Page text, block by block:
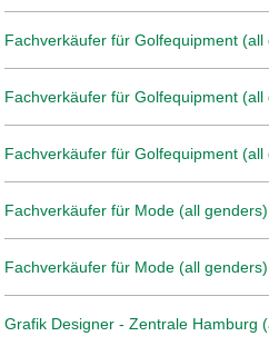
Fachverkäufer für Golfequipment
Fachverkäufer für Golfequipment
Fachverkäufer für Golfequipment
Fachverkäufer für Mode (all
Fachverkäufer für Mode (all
Grafik Designer - Zentrale Hamburg